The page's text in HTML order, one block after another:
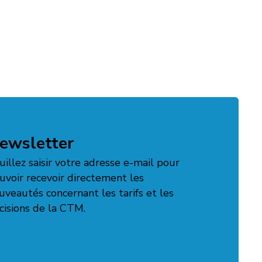
saisir votre adresse e-mail pour
recevoir directement les
concernant les tarifs et les
de la CTM.